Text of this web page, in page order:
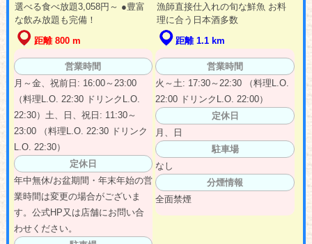
選べる食べ放題3,058円～ ●豊富
な飲み放題も完備！
距離 800 m
営業時間
月～金、祝前日: 16:00～23:00
（料理L.O. 22:30 ドリンクL.O.
22:30）土、日、祝日: 11:30～
23:00 （料理L.O. 22:30 ドリンク
L.O. 22:30）
定休日
年中無休/お盆期間・年末年始の営
業時間は変更の場合がございま
す。公式HP又は店舗にお問い合
わせください。
漁師直接仕入れの旬な鮮魚 お料
理に合う日本酒多数
距離 1.1 km
営業時間
火～土: 17:30～22:30 （料理L.O.
22:00 ドリンクL.O. 22:00）
定休日
月、日
駐車場
なし
分煙情報
全面禁煙